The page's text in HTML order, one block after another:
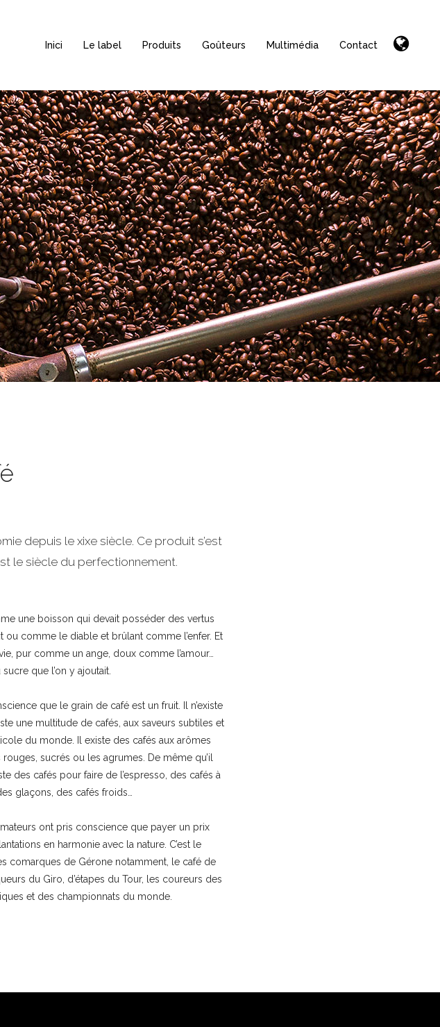
Inici Le label Produits Goûteurs Multimédia Contact
depuis le xixe siècle. Ce produit s’est
le siècle du perfectionnement.
une boisson qui devait posséder des vertus
comme le diable et brûlant comme l’enfer. Et
pur comme un ange, doux comme l’amour…
que l’on y ajoutait.
que le grain de café est un fruit. Il n’existe
une multitude de cafés, aux saveurs subtiles et
du monde. Il existe des cafés aux arômes
sucrés ou les agrumes. De même qu’il
des cafés pour faire de l’espresso, des cafés à
glaçons, des cafés froids…
ont pris conscience que payer un prix
en harmonie avec la nature. C’est le
comarques de Gérone notamment, le café de
du Giro, d’étapes du Tour, les coureurs des
et des championnats du monde.